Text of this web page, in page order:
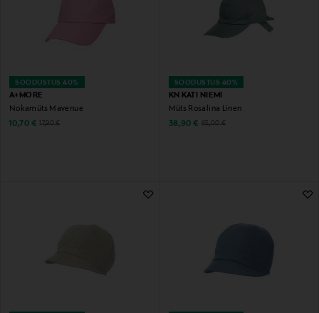
SOODUSTUS 40%
A+MORE
Nokamüts Mavenue
Discounted Price
10,70 € Original Price
17,90 €
SOODUSTUS 40%
KN KATI NIEMI
Müts Rosalina Linen
Discounted Price
38,90 € Original Price
65,00 €